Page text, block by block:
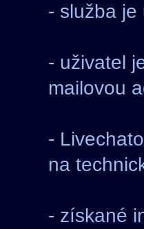
- služba je
- uživatel
mailovou
-
na
- získané